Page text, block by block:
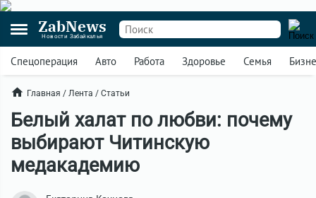
ZabNews
Новости Забайкалья
Спецоперация Авто Работа Здоровье Семья
Главная / Лента / Статьи
Белый халат по любви: почему
выбирают Читинскую
медакадемию